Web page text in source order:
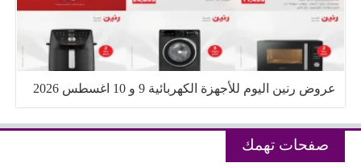
عروض رنين اليوم للأجهزة الكهربائية 9 و 10 اغسطس 2026
صفحات تهمك